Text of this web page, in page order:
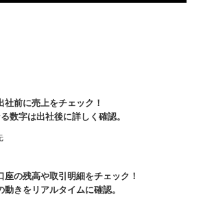
社前に売上をチェック！
数字は出社後に詳しく確認。
座の残高や取引明細をチェック！
動きをリアルタイムに確認。